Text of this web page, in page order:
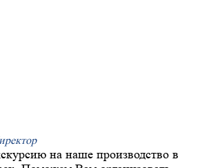
на наше производство в